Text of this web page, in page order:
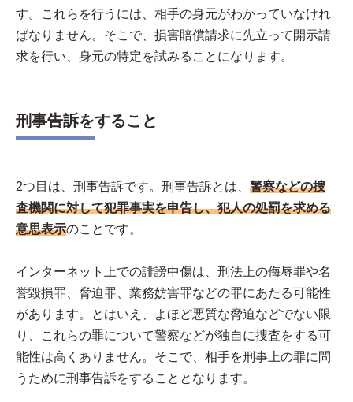
す。これらを行うには、相手の身元がわかっていなけれ
ばなりません。そこで、損害賠償請求に先立って開示請
求を行い、身元の特定を試みることになります。
刑事告訴をすること
2つ目は、刑事告訴です。刑事告訴とは、 警察などの捜
査機関に対して犯罪事実を申告し、犯人の処罰を求める
意思表示のことです。
インターネット上での誹謗中傷は、刑法上の侮辱罪や名
誉毀損罪、脅迫罪、業務妨害罪などの罪にあたる可能性
があります。とはいえ、よほど悪質な脅迫などでない限
り、これらの罪について警察などが独自に捜査をする可
能性は高くありません。そこで、相手を刑事上の罪に問
うために刑事告訴をすることとなります。